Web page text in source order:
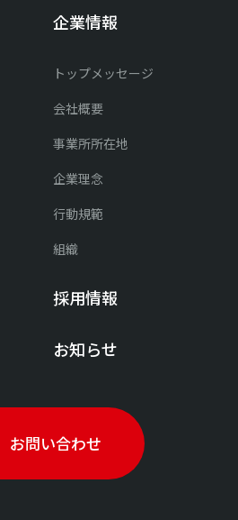
企業情報
トップメッセージ
会社概要
事業所所在地
企業理念
行動規範
組織
採用情報
お知らせ
お問い合わせ